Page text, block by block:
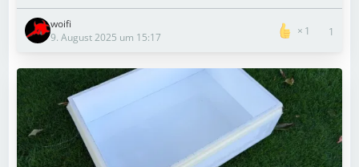
woifi
9. August 2025 um 15:17
1 1